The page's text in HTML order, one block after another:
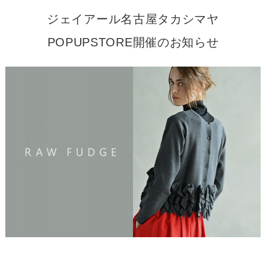
ジェイアール名古屋タカシマヤ
POPUPSTORE開催のお知らせ